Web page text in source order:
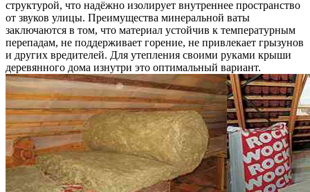
структурой, что надёжно изолирует внутреннее пространство
от звуков улицы. Преимущества минеральной ваты
заключаются в том, что материал устойчив к температурным
перепадам, не поддерживает горение, не привлекает грызунов
и других вредителей. Для утепления своими руками крыши
деревянного дома изнутри это оптимальный вариант.